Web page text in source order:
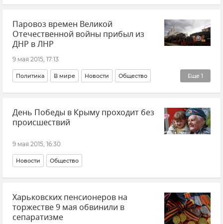
Паровоз времен Великой
Отечественной войны прибыл из
ДНР в ЛНР
9 мая 2015, 17:13
Еще 1
Политика В мире Новости Общество
События в Донбассе
День Победы в Крыму проходит без
происшествий
9 мая 2015, 16:30
Новости Общество
Харьковских пенсионеров на
торжестве 9 мая обвинили в
сепаратизме